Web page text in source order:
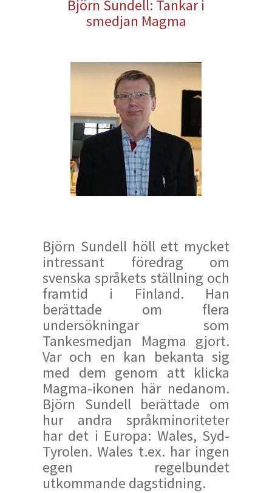
Björn Sundell: Tankar i
smedjan Magma
Björn Sundell höll ett mycket
intressant föredrag om
svenska språkets ställning och
framtid i Finland. Han
berättade om flera
undersökningar som
Tankesmedjan Magma gjort.
Var och en kan bekanta sig
med dem genom att klicka
Magma-ikonen här nedanom.
Björn Sundell berättade om
hur andra språkminoriteter
har det i Europa: Wales, Syd-
Tyrolen. Wales t.ex. har ingen
egen regelbundet
utkommande dagstidning.